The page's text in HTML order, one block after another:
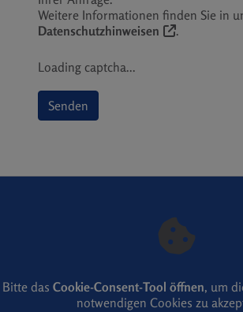
Weitere Informationen finden Sie in
Datenschutzhinweisen
.
Loading captcha...
Senden
Bitte das Cookie-Consent-Tool öffnen, um
notwendigen Cookies zu